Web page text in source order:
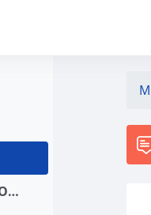
Einführung zu RouterOS und Routerboard